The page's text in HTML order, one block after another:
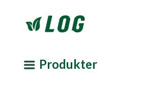
Produkter